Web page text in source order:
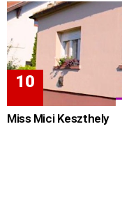
Miss Mici Keszthely